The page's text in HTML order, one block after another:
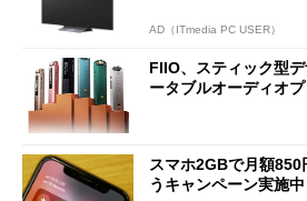
AD（ITmedia PC USER）
FIIO、スティック型
ータブルオーディオ
スマホ2GBで月額
うキャンペーン実施中